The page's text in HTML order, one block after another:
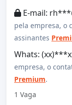
E-mail:
pela empresa, o
assinantes
Whats:
empresa, o
Premium.
1 Vaga